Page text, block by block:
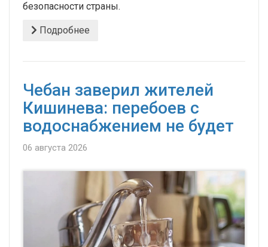
безопасности страны.
Подробнее
Чебан заверил жителей
Кишинева: перебоев с
водоснабжением не будет
06 августа 2026